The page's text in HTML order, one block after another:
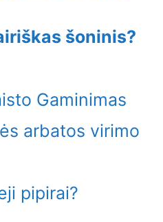
šoninis?
Gaminimas
arbatos virimo
pipirai?